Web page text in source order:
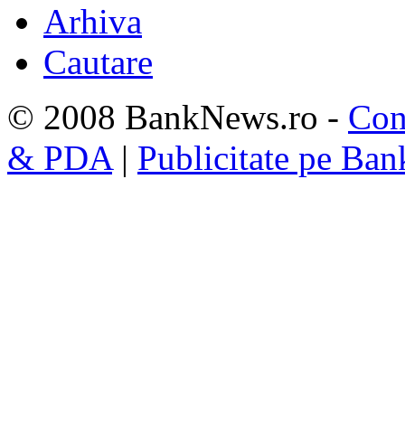
Arhiva
Cautare
© 2008 BankNews.ro -
& PDA| Publicitate pe